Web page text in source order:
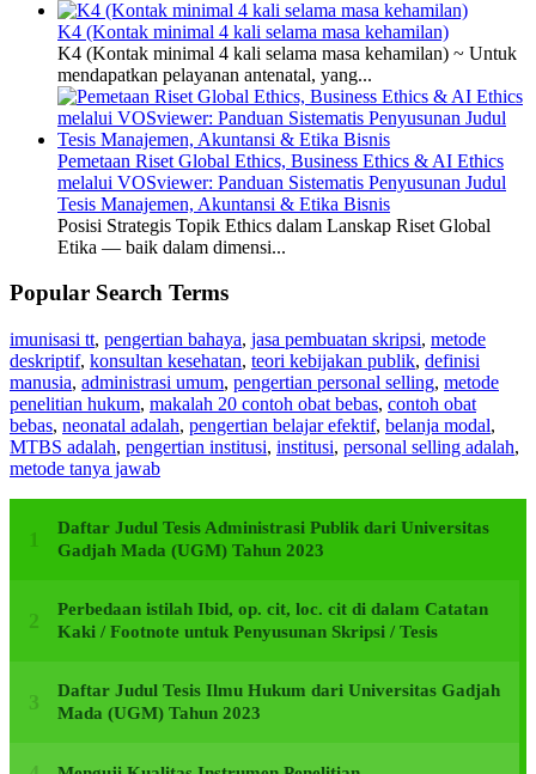
K4 (Kontak minimal 4 kali selama masa kehamilan)
K4 (Kontak minimal 4 kali selama masa kehamilan) ~ Untuk
mendapatkan pelayanan antenatal, yang...
Pemetaan Riset Global Ethics, Business Ethics & AI Ethics
melalui VOSviewer: Panduan Sistematis Penyusunan Judul
Tesis Manajemen, Akuntansi & Etika Bisnis
Posisi Strategis Topik Ethics dalam Lanskap Riset Global
Etika — baik dalam dimensi...
Popular Search Terms
imunisasi tt, pengertian bahaya, jasa pembuatan skripsi, metode
deskriptif, konsultan kesehatan, teori kebijakan publik, definisi
manusia, administrasi umum, pengertian personal selling, metode
penelitian hukum, makalah 20 contoh obat bebas, contoh obat
bebas, neonatal adalah, pengertian belajar efektif, belanja modal,
MTBS adalah, pengertian institusi, institusi, personal selling adalah,
metode tanya jawab
Daftar Judul Tesis Administrasi Publik dari Universitas
Gadjah Mada (UGM) Tahun 2023
Perbedaan istilah Ibid, op. cit, loc. cit di dalam Catatan
Kaki / Footnote untuk Penyusunan Skripsi / Tesis
Daftar Judul Tesis Ilmu Hukum dari Universitas Gadjah
Mada (UGM) Tahun 2023